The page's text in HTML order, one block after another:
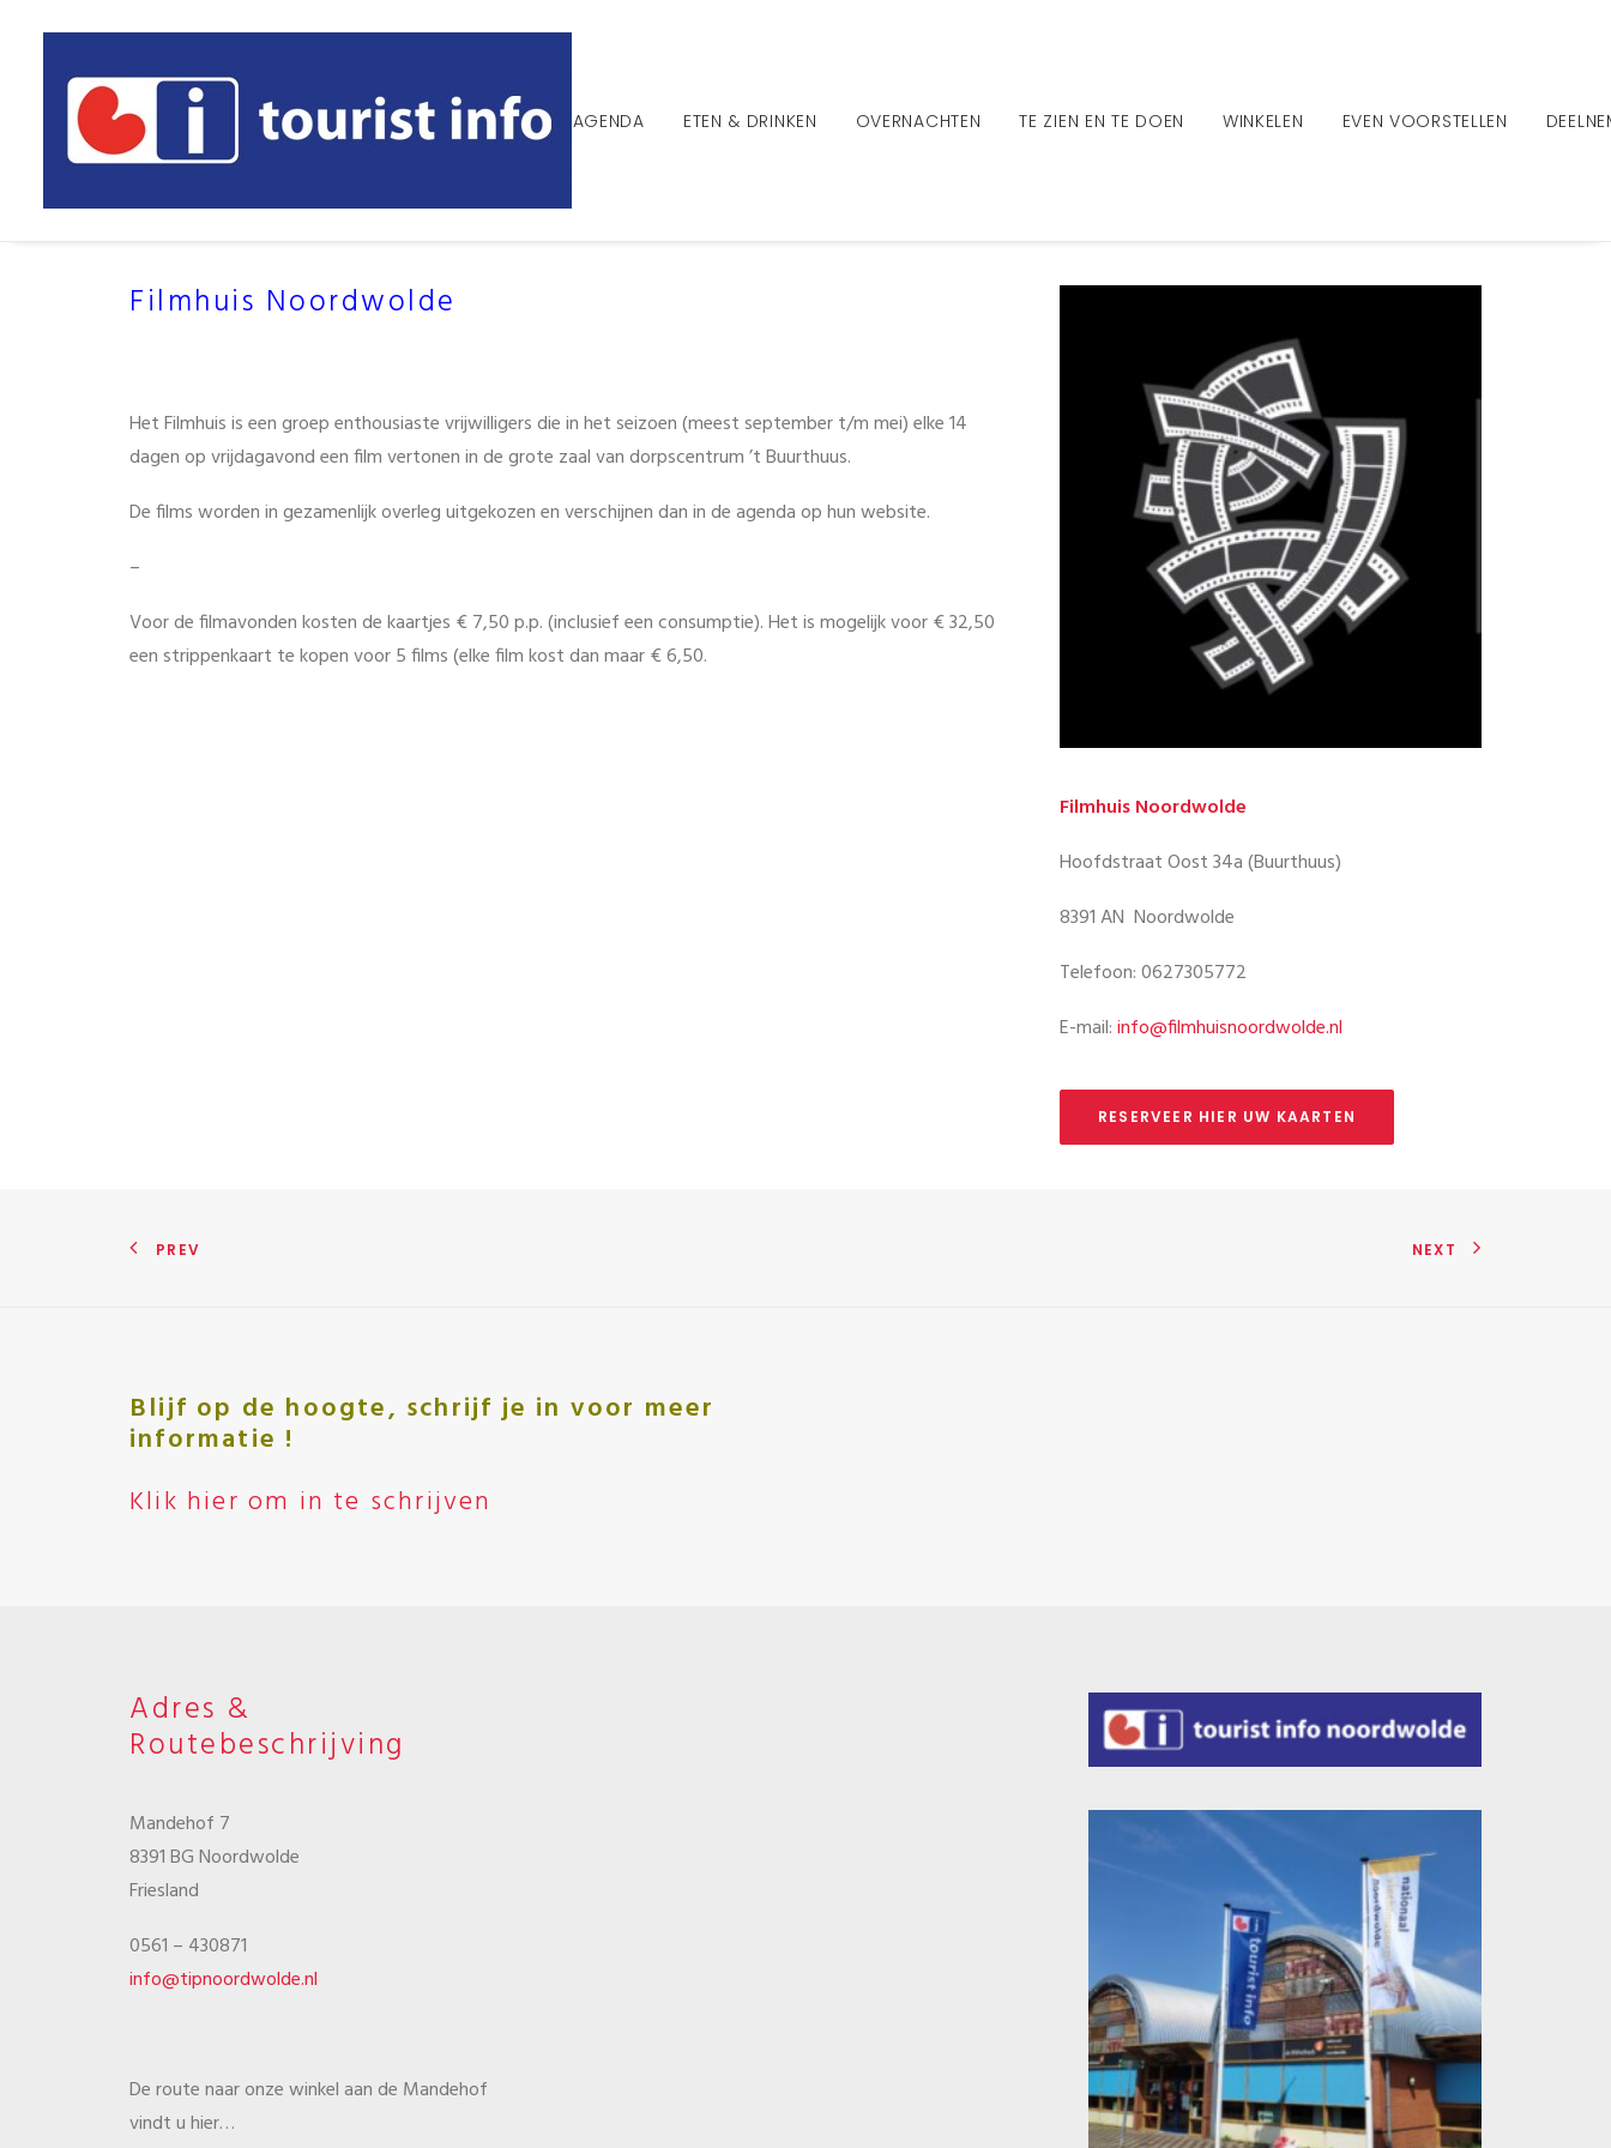
AGENDA ETEN & DRINKEN OVERNACHTEN TE ZIEN EN TE DOEN WINKELEN EVEN VOORSTELLEN
Filmhuis Noordwolde
Het Filmhuis is een groep enthousiaste vrijwilligers die in het seizoen (meest september t/m mei) elke 14
dagen op vrijdagavond een film vertonen in de grote zaal van dorpscentrum ’t Buurthuus.
De films worden in gezamenlijk overleg uitgekozen en verschijnen dan in de agenda op hun website.
–
Voor de filmavonden kosten de kaartjes € 7,50 p.p. (inclusief een consumptie). Het is mogelijk voor € 32,50
een strippenkaart te kopen voor 5 films (elke film kost dan maar € 6,50.
Filmhuis Noordwolde
Hoofdstraat Oost 34a (Buurthuus)
8391 AN Noordwolde
Telefoon: 0627305772
E-mail:info@filmhuisnoordwolde.nl
RESERVEER HIER UW KAARTEN
PREV NEXT
Blijf op de hoogte, schrijf je in voor meer
informatie !
Klik hier om in te schrijven
Adres &
Routebeschrijving
Mandehof 7
8391 BG Noordwolde
Friesland
0561 – 430871
info@tipnoordwolde.nl
De route naar onze winkel aan de Mandehof
vindt u hier…